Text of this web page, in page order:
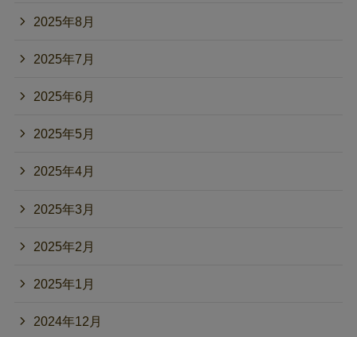
2025年8月
2025年7月
2025年6月
2025年5月
2025年4月
2025年3月
2025年2月
2025年1月
2024年12月